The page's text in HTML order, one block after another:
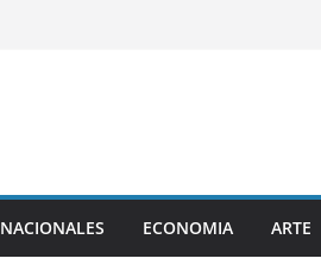
NACIONALES ECONOMIA ARTE